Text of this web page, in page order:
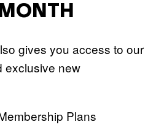
gives you access to our
exclusive new
Plans